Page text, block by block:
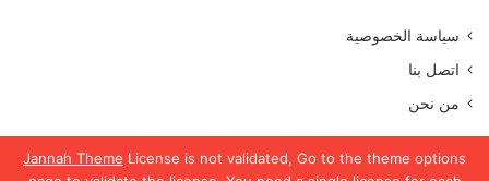
Jannah Theme License is not validated, Go to the theme options
سياسة الخصوصية
اتصل بنا
من نحن